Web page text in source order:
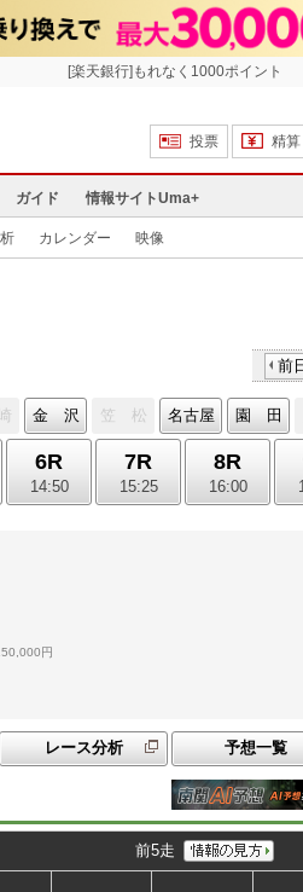
[楽天銀行]もれなく1000ポイント
投票
精算
ガイド 情報サイトUma+
カレンダー 映像
前
金 沢 笠 松 名古屋 園 田
6R
14:50
7R
15:25
8R
16:00
円
レース分析 予想一覧
前5走